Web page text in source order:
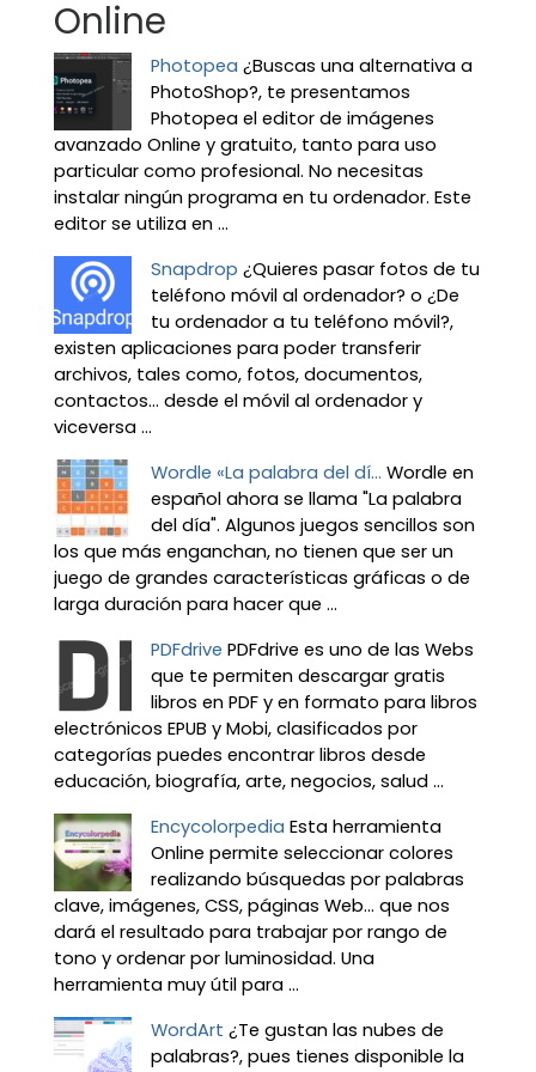
Online
Photopea ¿Buscas una alternativa a
PhotoShop?, te presentamos
Photopea el editor de imágenes
avanzado Online y gratuito, tanto para uso
particular como profesional. No necesitas
instalar ningún programa en tu ordenador. Este
editor se utiliza en ...
Snapdrop ¿Quieres pasar fotos de tu
teléfono móvil al ordenador? o ¿De
tu ordenador a tu teléfono móvil?,
existen aplicaciones para poder transferir
archivos, tales como, fotos, documentos,
contactos… desde el móvil al ordenador y
viceversa ...
Wordle «La palabra del dí... Wordle en
español ahora se llama "La palabra
del día". Algunos juegos sencillos son
los que más enganchan, no tienen que ser un
juego de grandes características gráficas o de
larga duración para hacer que ...
PDFdrive PDFdrive es uno de las Webs
que te permiten descargar gratis
libros en PDF y en formato para libros
electrónicos EPUB y Mobi, clasificados por
categorías puedes encontrar libros desde
educación, biografía, arte, negocios, salud ...
Encycolorpedia Esta herramienta
Online permite seleccionar colores
realizando búsquedas por palabras
clave, imágenes, CSS, páginas Web... que nos
dará el resultado para trabajar por rango de
tono y ordenar por luminosidad. Una
herramienta muy útil para ...
WordArt ¿Te gustan las nubes de
palabras?, pues tienes disponible la